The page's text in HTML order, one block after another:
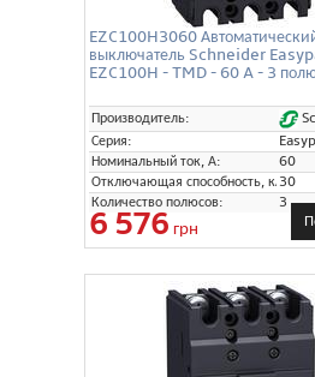
EZC100H3060
выключатель Schneider
EZC100H - TMD - 60 A - 3
Производитель:
Серия:
Номинальный ток, А:
60
Отключающая способность, кА:30
Количество полюсов:
3
6 576 грн